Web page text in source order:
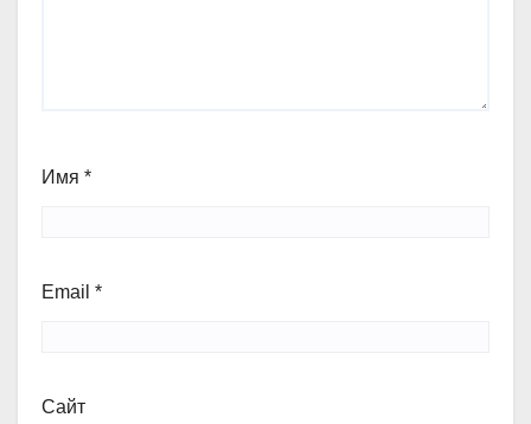
Имя *
Email *
Сайт